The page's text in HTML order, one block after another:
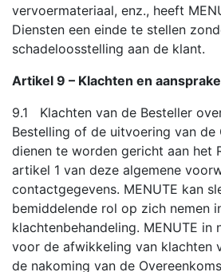
vervoermateriaal, enz., heeft
Diensten een einde te stellen
schadeloosstelling aan de klant.
Artikel 9 – Klachten en
9.1 Klachten van de Besteller
Bestelling of de uitvoering van de
dienen te worden gericht aan het
artikel 1 van deze algemene
contactgegevens. MENUTE kan
bemiddelende rol op zich nemen
klachtenbehandeling. MENUTE
voor de afwikkeling van klachten
de nakoming van de